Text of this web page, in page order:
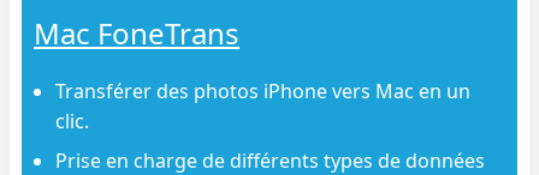
Mac FoneTrans
Transférer des photos iPhone vers Mac en un
clic.
Prise en charge de différents types de données